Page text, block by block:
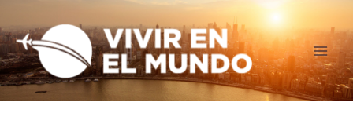
al
contenido